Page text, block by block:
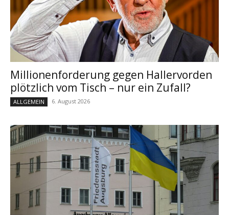
Millionenforderung gegen Hallervorden
plötzlich vom Tisch – nur ein Zufall?
ALLGEMEIN 6. August 2026